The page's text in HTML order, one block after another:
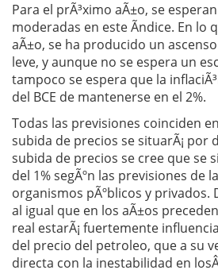
Para el prÃ³ximo aÃ±o, se
moderadas en este Ã­ndice. En lo
aÃ±o, se ha producido un
leve, y aunque no se espera un
tampoco se espera que la
del BCE de mantenerse en el 2%.
Todas las previsiones coinciden
subida de precios se situarÃ¡ por
subida de precios se cree que se
del 1% segÃºn las previsiones de
organismos pÃºblicos y privados.
al igual que en los aÃ±os
real estarÃ¡ fuertemente
del precio del petroleo, que a su
directa con la inestabilidad en